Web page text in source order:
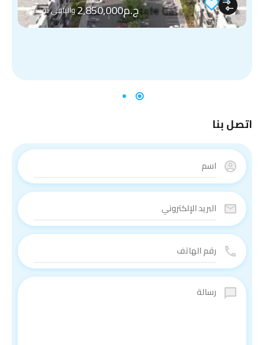
ج.م2,850,000 والباقي تقسيط
اتصل بنا